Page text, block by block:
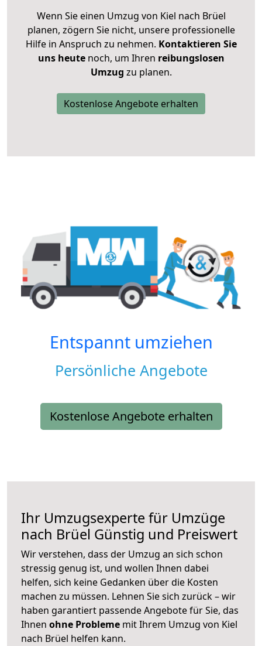
Wenn Sie einen Umzug von Kiel nach Brüel
planen, zögern Sie nicht, unsere professionelle
Hilfe in Anspruch zu nehmen. Kontaktieren Sie
uns heutenoch, um Ihren reibungslosen
Umzug zu planen.
Kostenlose Angebote erhalten
Entspannt umziehen
Persönliche Angebote
Kostenlose Angebote erhalten
Ihr Umzugsexperte für Umzüge
nach Brüel Günstig und Preiswert
Wir verstehen, dass der Umzug an sich schon
stressig genug ist, und wollen Ihnen dabei
helfen, sich keine Gedanken über die Kosten
machen zu müssen. Lehnen Sie sich zurück – wir
haben garantiert passende Angebote für Sie, das
Ihnen ohne Probleme mit Ihrem Umzug von Kiel
nach Brüel helfen kann.